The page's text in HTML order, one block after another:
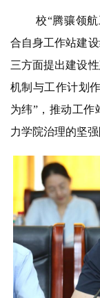
校“腾骧领
合自身工作站建
三方面提出建设
机制与工作计划
为纬”，推动工作
力学院治理的坚强